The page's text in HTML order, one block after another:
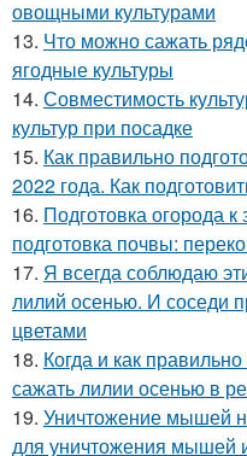
овощными культурами
13. Что можно сажать
ягодные культуры
14. Совместимость
культур при посадке
15. Как правильно
2022 года. Как
16. Подготовка огорода
подготовка почвы:
17. Я всегда соблюдаю
лилий осенью. И соседи
цветами
18. Когда и как
сажать лилии осенью в
19. Уничтожение мышей
для уничтожения мышей